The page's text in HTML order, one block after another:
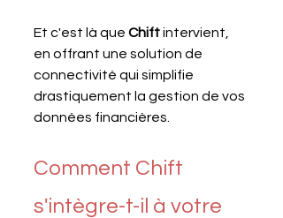
Et c'est là que Chift intervient,
en offrant une solution de
connectivité qui simplifie
drastiquement la gestion de vos
données financières.
Comment Chift
s'intègre-t-il à votre